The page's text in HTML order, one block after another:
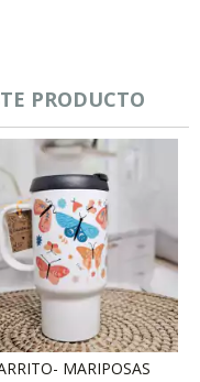
PRODUCTO
MARIPOSAS